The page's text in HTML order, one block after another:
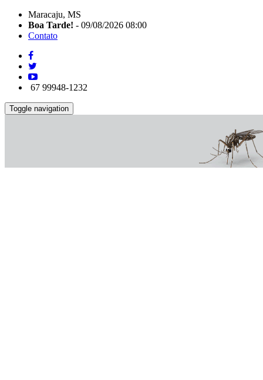
Maracaju, MS
Boa Tarde! - 09/08/2026 08:00
Contato
67 99948-1232
Toggle navigation